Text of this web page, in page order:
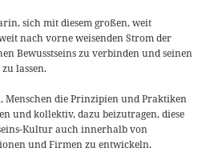
sich mit diesem großen, weit
nach vorne weisenden Strom der
Bewusstseins zu verbinden und seinen
lassen.
Menschen die Prinzipien und Praktiken
und kollektiv, dazu beizutragen, diese
Kultur auch innerhalb von
und Firmen zu entwickeln.